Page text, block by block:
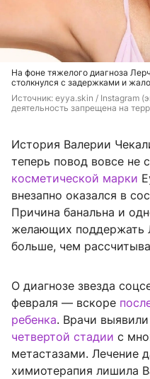
На фоне тяжелого диагноза
столкнулся с задержками и
Источник: eyya.skin / Instagram
деятельность запрещена на
История Валерии
теперь повод вовсе не
косметической марки
внезапно оказался в
Причина банальна и
желающих поддержать
больше, чем
О диагнозе звезда
февраля — вскоре
ребенка. Врачи
четвертой стадии с
метастазами. Лечение
химиотерапия лишила